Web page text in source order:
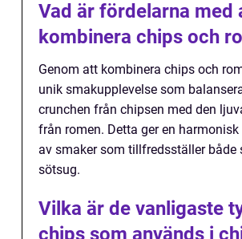
Vad är fördelarna med
kombinera chips och
Genom att kombinera chips och
unik smakupplevelse som
crunchen från chipsen med den
från romen. Detta ger en
av smaker som tillfredsställer både
sötsug.
Vilka är de vanligaste
chips som används i